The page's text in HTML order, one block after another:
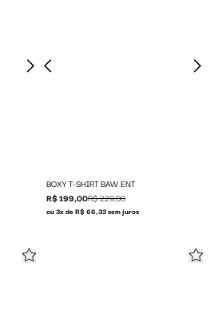
BOXY T-SHIRT BAW ENT
R$ 199,00R$ 229,00
ou 3x de R$ 66,33 sem juros